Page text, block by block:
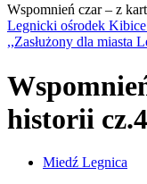
Wspomnień czar – z
Legnicki ośrodek
,,Zasłużony dla miasta
historii cz.4
Miedź Legnica